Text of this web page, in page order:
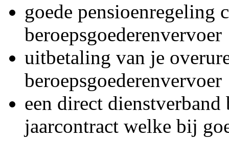
goede pensioenregeling
beroepsgoederenvervoer
uitbetaling van je
beroepsgoederenvervoer
een direct
jaarcontract welke bij